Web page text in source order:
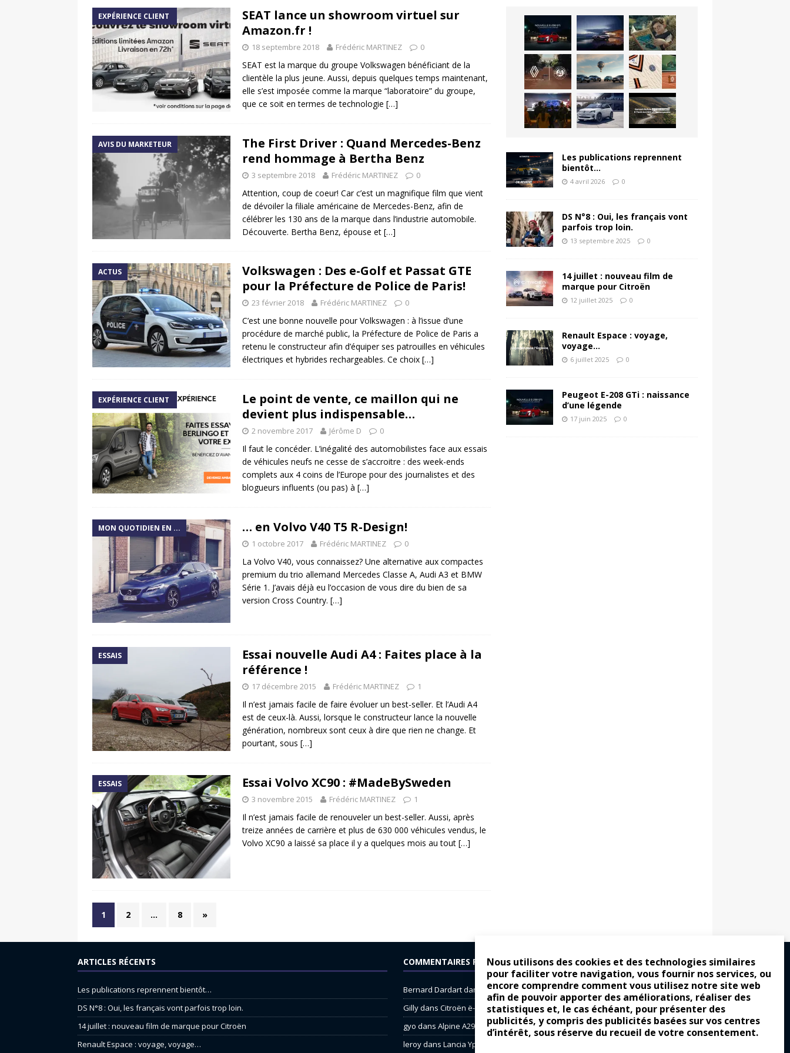
Nous utilisons des cookies et des technologies similaires
pour faciliter votre navigation, vous fournir nos services, ou
encore comprendre comment vous utilisez notre site web
afin de pouvoir apporter des améliorations, réaliser des
statistiques et, le cas échéant, pour présenter des
publicités, y compris des publicités basées sur vos centres
d’intérêt, sous réserve du recueil de votre consentement.
EXPÉRIENCE CLIENT
SEAT lance un showroom virtuel sur
Amazon.fr !
18 septembre 2018 Frédéric MARTINEZ 0
SEAT est la marque du groupe Volkswagen bénéficiant de la
clientèle la plus jeune. Aussi, depuis quelques temps maintenant,
elle s’est imposée comme la marque “laboratoire” du groupe,
que ce soit en termes de technologie […]
AVIS DU MARKETEUR
The First Driver : Quand Mercedes-Benz
rend hommage à Bertha Benz
3 septembre 2018 Frédéric MARTINEZ 0
Attention, coup de coeur! Car c’est un magnifique film que vient
de dévoiler la filiale américaine de Mercedes-Benz, afin de
célébrer les 130 ans de la marque dans l’industrie automobile.
Découverte. Bertha Benz, épouse et […]
ACTUS
Volkswagen : Des e-Golf et Passat GTE
pour la Préfecture de Police de Paris!
23 février 2018 Frédéric MARTINEZ 0
C’est une bonne nouvelle pour Volkswagen : à l’issue d’une
procédure de marché public, la Préfecture de Police de Paris a
retenu le constructeur afin d’équiper ses patrouilles en véhicules
électriques et hybrides rechargeables. Ce choix […]
EXPÉRIENCE CLIENT
Le point de vente, ce maillon qui ne
devient plus indispensable…
2 novembre 2017 Jérôme D 0
Il faut le concéder. L’inégalité des automobilistes face aux essais
de véhicules neufs ne cesse de s’accroitre : des week-ends
complets aux 4 coins de l’Europe pour des journalistes et des
blogueurs influents (ou pas) à […]
MON QUOTIDIEN EN ... … en Volvo V40 T5 R-Design!
1 octobre 2017 Frédéric MARTINEZ 0
La Volvo V40, vous connaissez? Une alternative aux compactes
premium du trio allemand Mercedes Classe A, Audi A3 et BMW
Série 1. J’avais déjà eu l’occasion de vous dire du bien de sa
version Cross Country. […]
ESSAIS
Essai nouvelle Audi A4 : Faites place à la
référence !
17 décembre 2015 Frédéric MARTINEZ 1
Il n’est jamais facile de faire évoluer un best-seller. Et l’Audi A4
est de ceux-là. Aussi, lorsque le constructeur lance la nouvelle
génération, nombreux sont ceux à dire que rien ne change. Et
pourtant, sous […]
ESSAIS Essai Volvo XC90 : #MadeBySweden
3 novembre 2015 Frédéric MARTINEZ 1
Il n’est jamais facile de renouveler un best-seller. Aussi, après
treize années de carrière et plus de 630 000 véhicules vendus, le
Volvo XC90 a laissé sa place il y a quelques mois au tout […]
1 2 … 8 »
Les publications reprennent
bientôt…
4 avril 2026 0
DS N°8 : Oui, les français vont
parfois trop loin.
13 septembre 2025 0
14 juillet : nouveau film de
marque pour Citroën
12 juillet 2025 0
Renault Espace : voyage,
voyage…
6 juillet 2025 0
Peugeot E-208 GTi : naissance
d’une légende
17 juin 2025 0
ARTICLES RÉCENTS
Les publications reprennent bientôt…
DS N°8 : Oui, les français vont parfois trop loin.
14 juillet : nouveau film de marque pour Citroën
Renault Espace : voyage, voyage…
COMMENTAIRES RÉCENTS
Bernard Dardartdans
Dacia Sandero : pour les gens vrais
Gillydans Citroën ë-C3 : la révolution a commencé
gyo dans Alpine A290 : L’irrésistible attraction de la légèreté
leroydans Lancia Ypsilon : naturellement envoûtante ?